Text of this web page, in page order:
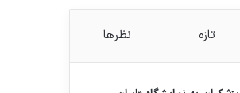
تازه نظرها